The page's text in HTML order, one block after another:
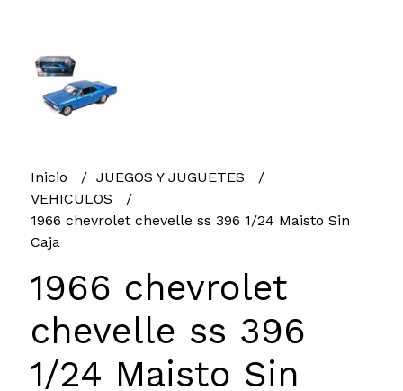
Inicio
JUEGOS Y JUGUETES
VEHICULOS
1966 chevrolet chevelle ss 396 1/24 Maisto Sin
Caja
1966 chevrolet
chevelle ss 396
1/24 Maisto Sin